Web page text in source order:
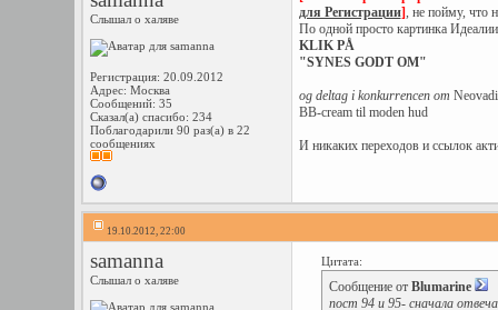
Слышал о халяве
Регистрация: 20.09.2012
Адрес: Москва
Сообщений: 35
Сказал(а) спасибо: 234
Поблагодарили 90 раз(а) в 22
сообщениях
для Регистрации], не пойму, что
По одной просто картинка
KLIK PÅ
"SYNES GODT OM"
og deltag i konkurrencen om
BB-cream til moden hud
И никаких переходов и ссылок
19.10.2012, 22:00
samanna
Слышал о халяве
Цитата:
Сообщение от Blumarine
пост 94 и 95- сначала